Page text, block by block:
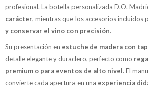
profesional. La botella personalizada D.O.
carácter, mientras que los accesorios incluidos
y conservar el vino con precisión.
Su presentación en estuche de madera con
detalle elegante y duradero, perfecto como
premium o para eventos de alto nivel. El
convierte cada apertura en una experiencia